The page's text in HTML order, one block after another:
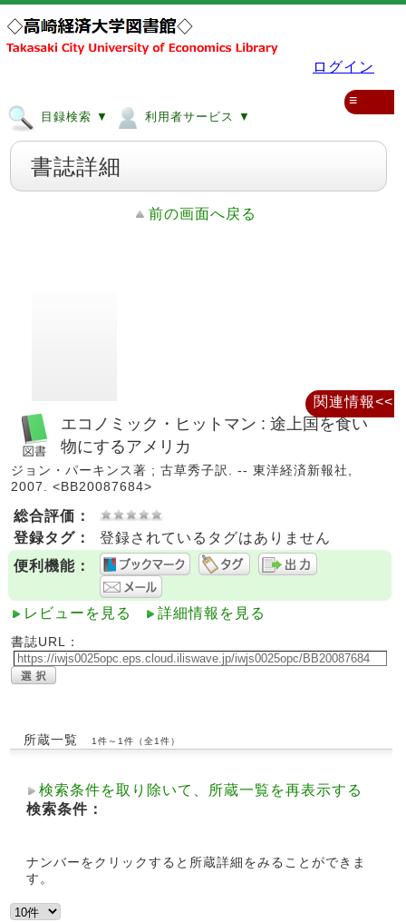
ログイン
目録検索 ▼ 利用者サービス ▼
≡
書誌詳細
前の画面へ戻る
エコノミック・ヒットマン : 途上国を食い
物にするアメリカ
ジョン・パーキンス著 ; 古草秀子訳. -- 東洋経済新報社,
2007. <BB20087684>
総合評価：
登録タグ：
登録されているタグはありません
便利機能：
レビューを見る 詳細情報を見る
書誌URL：
所蔵一覧 1件～1件（全1件）
検索条件を取り除いて、所蔵一覧を再表示する
検索条件：
ナンバーをクリックすると所蔵詳細をみることができま
す。
関連情報<<